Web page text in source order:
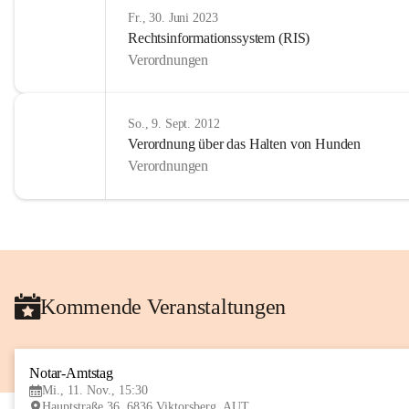
Fr., 30. Juni 2023
Rechtsinformationssystem (RIS)
Verordnungen
So., 9. Sept. 2012
Verordnung über das Halten von Hunden
Verordnungen
Kommende Veranstaltungen
Notar-Amtstag
Mi., 11. Nov., 15:30